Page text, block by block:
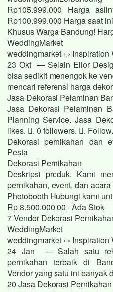
Rp105.999.000 Harga
Rp100.999.000 Harga saat
Khusus Warga Bandung!
WeddingMarket
weddingmarket › › Inspiration
23 Okt — Selain Elior
bisa sedikit menengok ke
mencari referensi harga
Jasa Dekorasi Pelaminan
Jasa Dekorasi Pelaminan
Planning Service. Jasa
likes. 󱞋. 0 followers. 󱙶.
Dekorasi pernikahan dan
Pesta
Dekorasi Pernikahan
Deskripsi produk. Kami
pernikahan, event, dan
Photobooth Hubungi kami
Rp 8.500.000,00 · ‎Ada Stok
7 Vendor Dekorasi
WeddingMarket
weddingmarket › › Inspiration
24 Jan — Salah satu
pernikahan terbaik di
Vendor yang satu ini banyak
20 Jasa Dekorasi